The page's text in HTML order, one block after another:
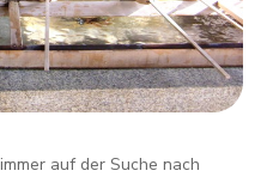
auf der Suche nach